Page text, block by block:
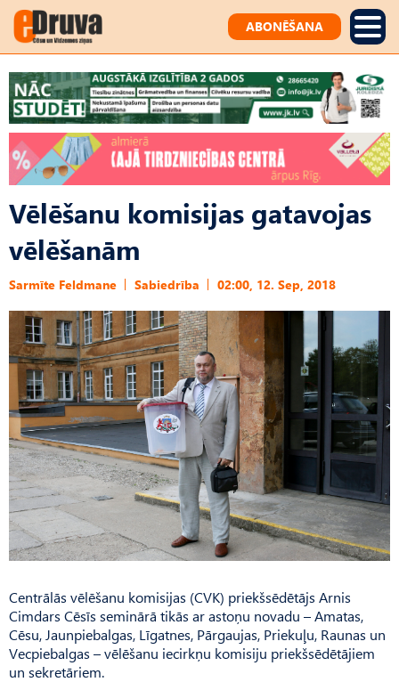
ABONĒŠANA
Vēlēšanu komisijas gatavojas
vēlēšanām
Sarmīte Feldmane Sabiedrība 02:00, 12. Sep, 2018
Centrālās vēlēšanu komisijas (CVK) priekšsēdētājs Arnis
Cimdars Cēsīs seminārā tikās ar astoņu novadu – Amatas,
Cēsu, Jaunpiebalgas, Līgatnes, Pārgaujas, Priekuļu, Raunas un
Vecpiebalgas – vēlēšanu iecirkņu komisiju priekšsēdētājiem
un sekretāriem.